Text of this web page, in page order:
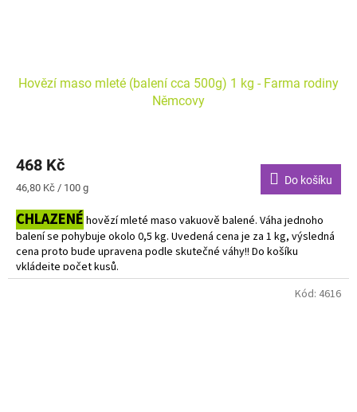
Hovězí maso mleté (balení cca 500g) 1 kg - Farma rodiny
Němcovy
468 Kč
Měrná
46,80 Kč / 100 g
Do košíku
CHLAZENÉ hovězí mleté maso vakuově balené. Váha jednoho
balení se pohybuje okolo 0,5 kg. Uvedená cena je za 1 kg, výsledná
cena proto bude upravena podle skutečné váhy!! Do košíku
vkládejte počet kusů.
Kód: 4616